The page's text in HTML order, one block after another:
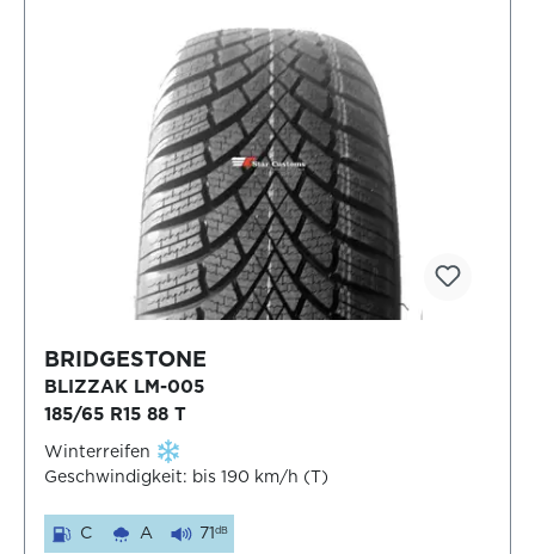
BRIDGESTONE
BLIZZAK LM-005
185/65 R15 88 T
Winterreifen
Geschwindigkeit: bis 190 km/h (T)
C A 71dB